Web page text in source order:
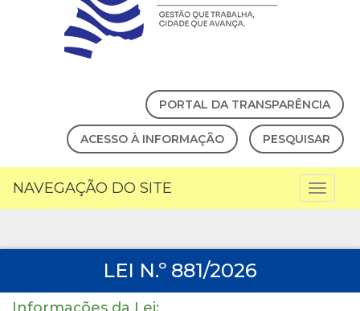
PORTAL DA TRANSPARÊNCIA
ACESSO À INFORMAÇÃO PESQUISAR
NAVEGAÇÃO DO SITE
LEI N.º 881/2026